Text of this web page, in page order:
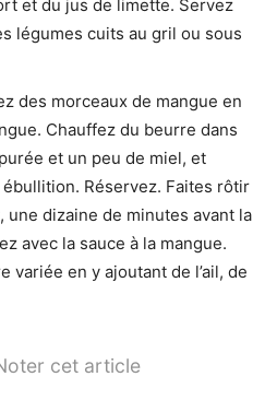
et du jus de limette. Servez
légumes cuits au gril ou sous
des morceaux de mangue en
Chauffez du beurre dans
et un peu de miel, et
Réservez. Faites rôtir
une dizaine de minutes avant la
avec la sauce à la mangue.
variée en y ajoutant de l’ail, de
cet article